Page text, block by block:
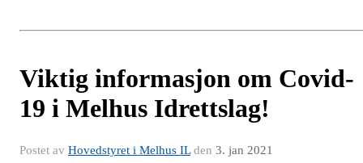
Viktig informasjon om Covid-
19 i Melhus Idrettslag!
Postet av Hovedstyret i Melhus ILden 3. jan 2021